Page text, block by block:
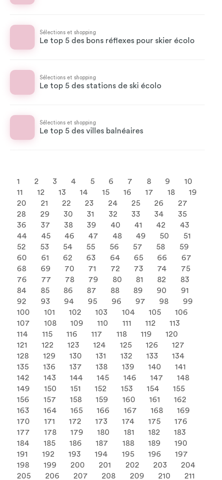
Sélections et shopping
Le top 5 des bons réflexes pour skier écolo
Sélections et shopping
Le top 5 des stations de ski écolo
Sélections et shopping
Le top 5 des villes balnéaires
1 2 3 4 5 6 7 8 9
10
11
12 13 14 15 16 17 18
19
20
21 22 23 24 25 26
27
28
29 30 31 32 33 34
35
36
37 38 39 40 41 42
43
44
45 46 47 48 49 50
51
52
53 54 55 56 57 58
59
60
61 62 63 64 65 66
67
68
69 70 71 72 73 74
75
76
77 78 79 80 81 82
83
84
85 86 87 88 89 90
91
92
93 94 95 96 97 98
99
100
101 102 103 104 105
106
107
108 109 110 111 112
113
114
115 116 117 118 119
120
121
122 123 124 125 126
127
128
129 130 131 132 133
134
135
136 137 138 139 140
141
142
143 144 145 146 147
148
149
150 151 152 153 154
155
156
157 158 159 160 161
162
163
164 165 166 167 168
169
170
171 172 173 174 175
176
177
178 179 180 181 182
183
184
185 186 187 188 189
190
191
192 193 194 195 196
197
198
199 200 201 202 203
204
205
206 207 208 209 210 211